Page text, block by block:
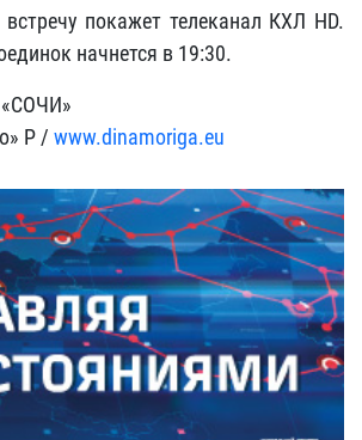
покажет телеканал КХЛ HD.
начнется в 19:30.
Р / www.dinamoriga.eu